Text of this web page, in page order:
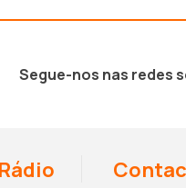
Segue-nos nas redes